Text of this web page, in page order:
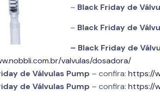
– Black Friday de
– Black Friday de
– Black Friday de
valvulas/dosadora/
de Válvulas Pump – confira:https://
de Válvulas Pump – confira:https://